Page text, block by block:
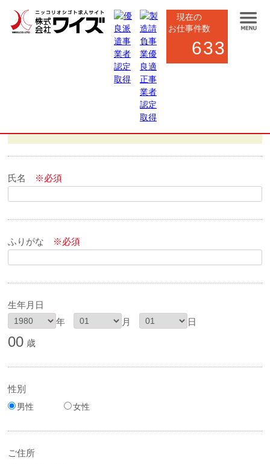
現在の
お仕事件数
633
氏名 ※必須
ふりがな ※必須
生年月日
年
月 日
00 歳
性別
男性 女性
ご住所